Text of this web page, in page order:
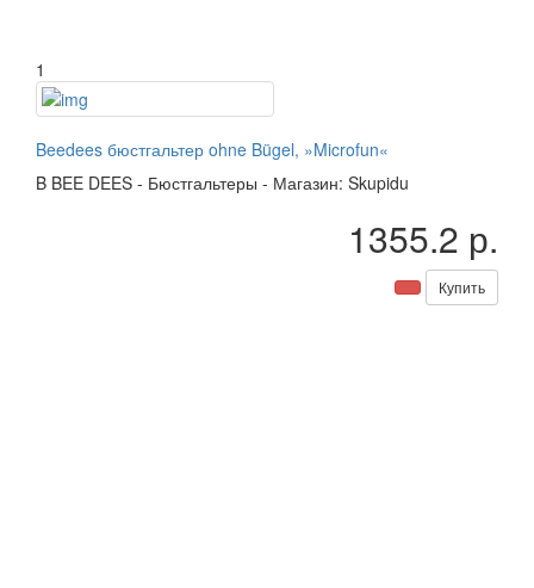
1
Beedees бюстгальтер ohne Bügel, »Microfun«
B BEE DEES - Бюстгальтеры - Магазин: Skupidu
1355.2 р.
Купить